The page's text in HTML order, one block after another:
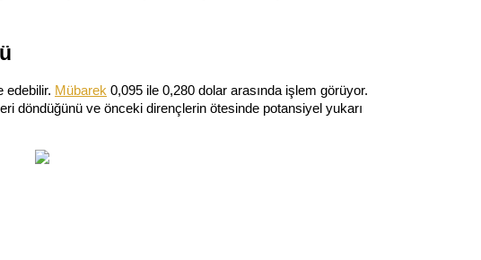
edebilir. Mübarek 0,095 ile 0,280 dolar arasında işlem görüyor.
döndüğünü ve önceki dirençlerin ötesinde potansiyel yukarı